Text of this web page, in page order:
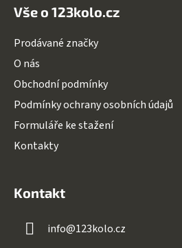
Vše o 123kolo.cz
Prodávané značky
O nás
Obchodní podmínky
Podmínky ochrany osobních údajů
Formuláře ke stažení
Kontakty
Kontakt
info@123kolo.cz